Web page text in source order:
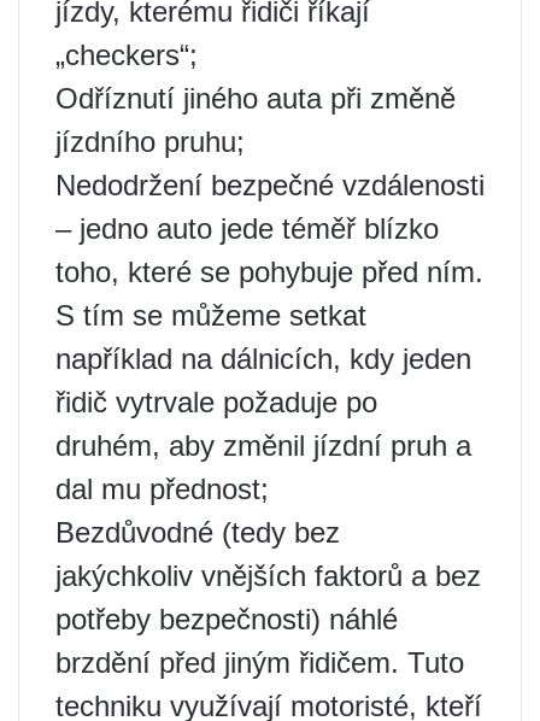
jízdy, kterému řidiči říkají
„checkers“;
Odříznutí jiného auta při změně
jízdního pruhu;
Nedodržení bezpečné vzdálenosti
– jedno auto jede téměř blízko
toho, které se pohybuje před ním.
S tím se můžeme setkat
například na dálnicích, kdy jeden
řidič vytrvale požaduje po
druhém, aby změnil jízdní pruh a
dal mu přednost;
Bezdůvodné (tedy bez
jakýchkoliv vnějších faktorů a bez
potřeby bezpečnosti) náhlé
brzdění před jiným řidičem. Tuto
techniku ​​využívají motoristé, kteří